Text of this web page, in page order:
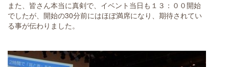
また、皆さん本当に真剣で、イベント当日も１３：００開始
でしたが、開始の30分前にはほぼ満席になり、期待されてい
る事が伝わりました。